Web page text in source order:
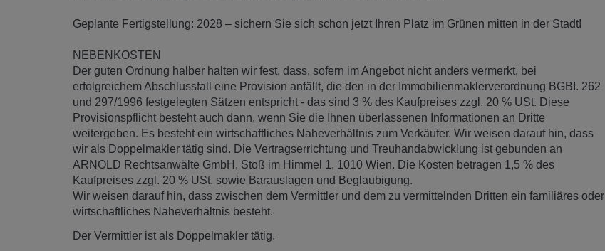
Geplante Fertigstellung: 2028 – sichern Sie sich schon jetzt Ihren Platz im Grünen mitten in der Stadt!
NEBENKOSTEN
Der guten Ordnung halber halten wir fest, dass, sofern im Angebot nicht anders vermerkt, bei
erfolgreichem Abschlussfall eine Provision anfällt, die den in der Immobilienmaklerverordnung BGBI. 262
und 297/1996 festgelegten Sätzen entspricht - das sind 3 % des Kaufpreises zzgl. 20 % USt. Diese
Provisionspflicht besteht auch dann, wenn Sie die Ihnen überlassenen Informationen an Dritte
weitergeben. Es besteht ein wirtschaftliches Naheverhältnis zum Verkäufer. Wir weisen darauf hin, dass
wir als Doppelmakler tätig sind. Die Vertragserrichtung und Treuhandabwicklung ist gebunden an
ARNOLD Rechtsanwälte GmbH, Stoß im Himmel 1, 1010 Wien. Die Kosten betragen 1,5 % des
Kaufpreises zzgl. 20 % USt. sowie Barauslagen und Beglaubigung.
Wir weisen darauf hin, dass zwischen dem Vermittler und dem zu vermittelnden Dritten ein familiäres oder
wirtschaftliches Naheverhältnis besteht.
Der Vermittler ist als Doppelmakler tätig.